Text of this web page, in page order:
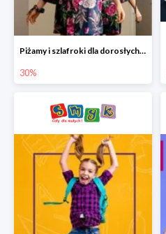
Piżamy i szlafroki dla dorosłych w Smyku do -30%
30%